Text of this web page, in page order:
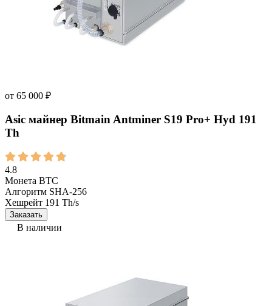
от 65 000 ₽
Asic майнер Bitmain Antminer S19 Pro+ Hyd 191
Th
4.8
Монета BTC
Алгоритм SHA-256
Хешрейт 191 Th/s
Заказать
В наличии